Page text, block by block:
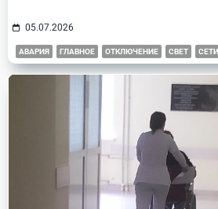
05.07.2026
АВАРИЯ ГЛАВНОЕ ОТКЛЮЧЕНИЕ СВЕТ СЕТИ